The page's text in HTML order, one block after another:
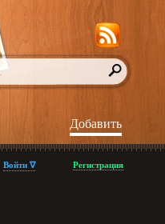
Добавить
Войти ∇ Регистрация